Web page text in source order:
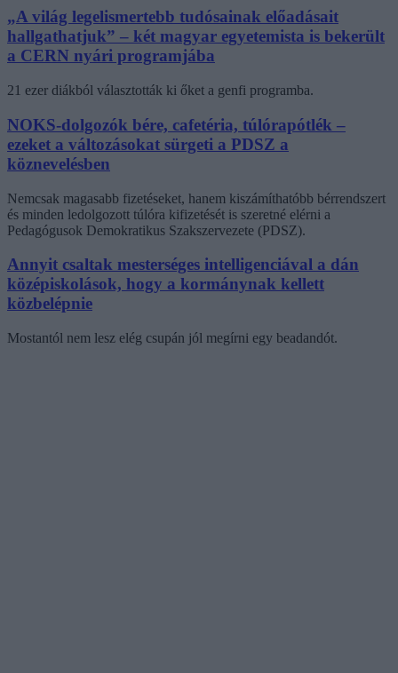
„A világ legelismertebb tudósainak előadásait
hallgathatjuk” – két magyar egyetemista is bekerült
a CERN nyári programjába
21 ezer diákból választották ki őket a genfi programba.
NOKS-dolgozók bére, cafetéria, túlórapótlék –
ezeket a változásokat sürgeti a PDSZ a
köznevelésben
Nemcsak magasabb fizetéseket, hanem kiszámíthatóbb bérrendszert
és minden ledolgozott túlóra kifizetését is szeretné elérni a
Pedagógusok Demokratikus Szakszervezete (PDSZ).
Annyit csaltak mesterséges intelligenciával a dán
középiskolások, hogy a kormánynak kellett
közbelépnie
Mostantól nem lesz elég csupán jól megírni egy beadandót.